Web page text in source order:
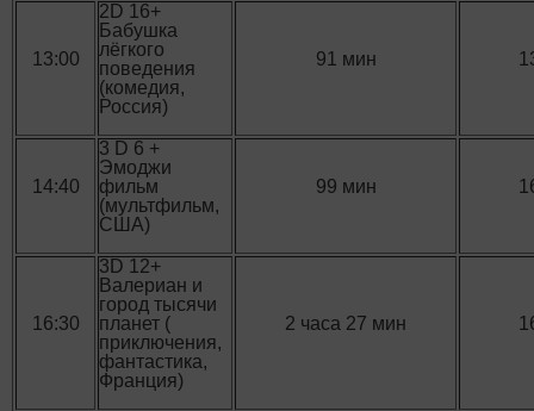
13:00
2D 16+
Бабушка
лёгкого
поведения
(комедия,
Россия)
91 мин
14:40
3 D 6 +
Эмоджи
фильм
(мультфильм,
США)
99 мин
16:30
3D 12+
Валериан и
город тысячи
планет (
приключения,
фантастика,
Франция)
2 часа 27 мин